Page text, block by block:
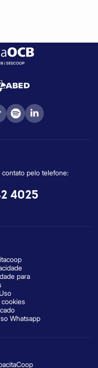
pelo telefone:
4025
para
Whatsapp